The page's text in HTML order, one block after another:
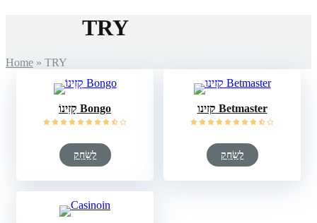
TRY
Home » TRY
קָזִינוֹ Bongo
לְשַׂחֵק
קזינו Betmaster
לְשַׂחֵק